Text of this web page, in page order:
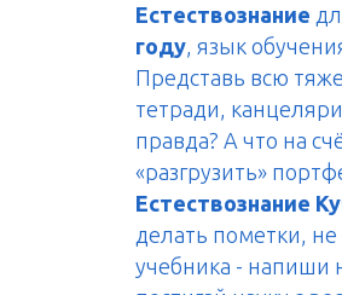
Естествознание
году , язык
Представь всю
тетради,
правда? А что на
«разгрузить»
Естествознание
делать пометки,
учебника - напиши